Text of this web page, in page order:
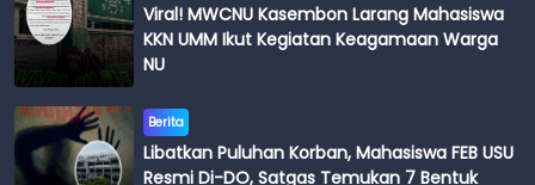
Viral! MWCNU Kasembon Larang Mahasiswa
KKN UMM Ikut Kegiatan Keagamaan Warga
NU
Berita
Libatkan Puluhan Korban, Mahasiswa FEB USU
Resmi Di-DO, Satgas Temukan 7 Bentuk